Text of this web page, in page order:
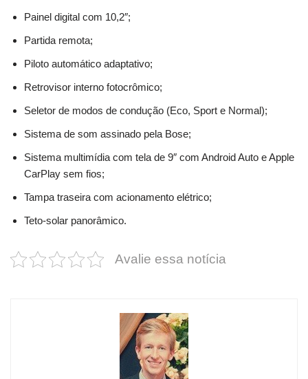
Painel digital com 10,2″;
Partida remota;
Piloto automático adaptativo;
Retrovisor interno fotocrômico;
Seletor de modos de condução (Eco, Sport e Normal);
Sistema de som assinado pela Bose;
Sistema multimídia com tela de 9″ com Android Auto e Apple
CarPlay sem fios;
Tampa traseira com acionamento elétrico;
Teto-solar panorâmico.
Avalie essa notícia